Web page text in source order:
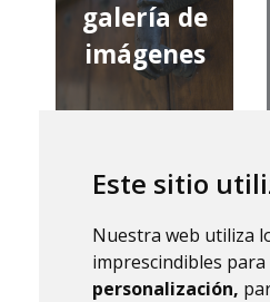
Este sitio
Nuestra web utiliza
imprescindibles
personalización,
galería de
imágenes
hace